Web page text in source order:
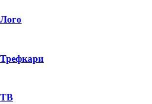
Лого
Трефкари
ТВ